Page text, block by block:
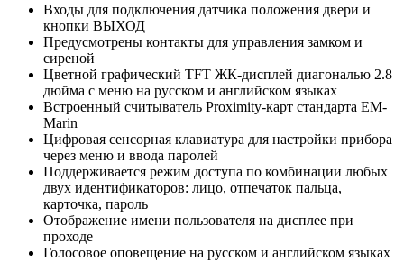
Входы для подключения датчика положения двери и
кнопки ВЫХОД
Предусмотрены контакты для управления замком и
сиреной
Цветной графический TFT ЖК-дисплей диагональю 2.8
дюйма с меню на русском и английском языках
Встроенный считыватель Proximity-карт стандарта EM-
Marin
Цифровая сенсорная клавиатура для настройки прибора
через меню и ввода паролей
Поддерживается режим доступа по комбинации любых
двух идентификаторов: лицо, отпечаток пальца,
карточка, пароль
Отображение имени пользователя на дисплее при
проходе
Голосовое оповещение на русском и английском языках